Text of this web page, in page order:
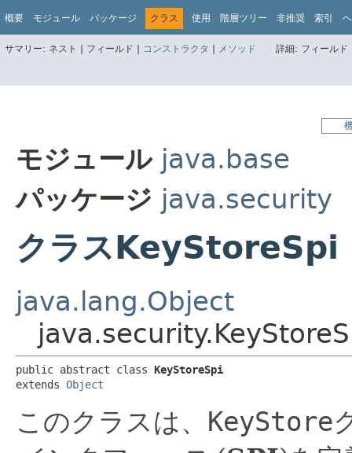
概要 モジュール パッケージ クラス 使用 階層ツリー 非推奨 索引
サマリー: ネスト | フィールド | コンストラクタ | メソッド 詳細: フィール
モジュール java.base
パッケージ java.security
クラスKeyStoreSpi
java.lang.Object
public abstract class KeyStoreSpi
extends Object
このクラスは、 KeyStore